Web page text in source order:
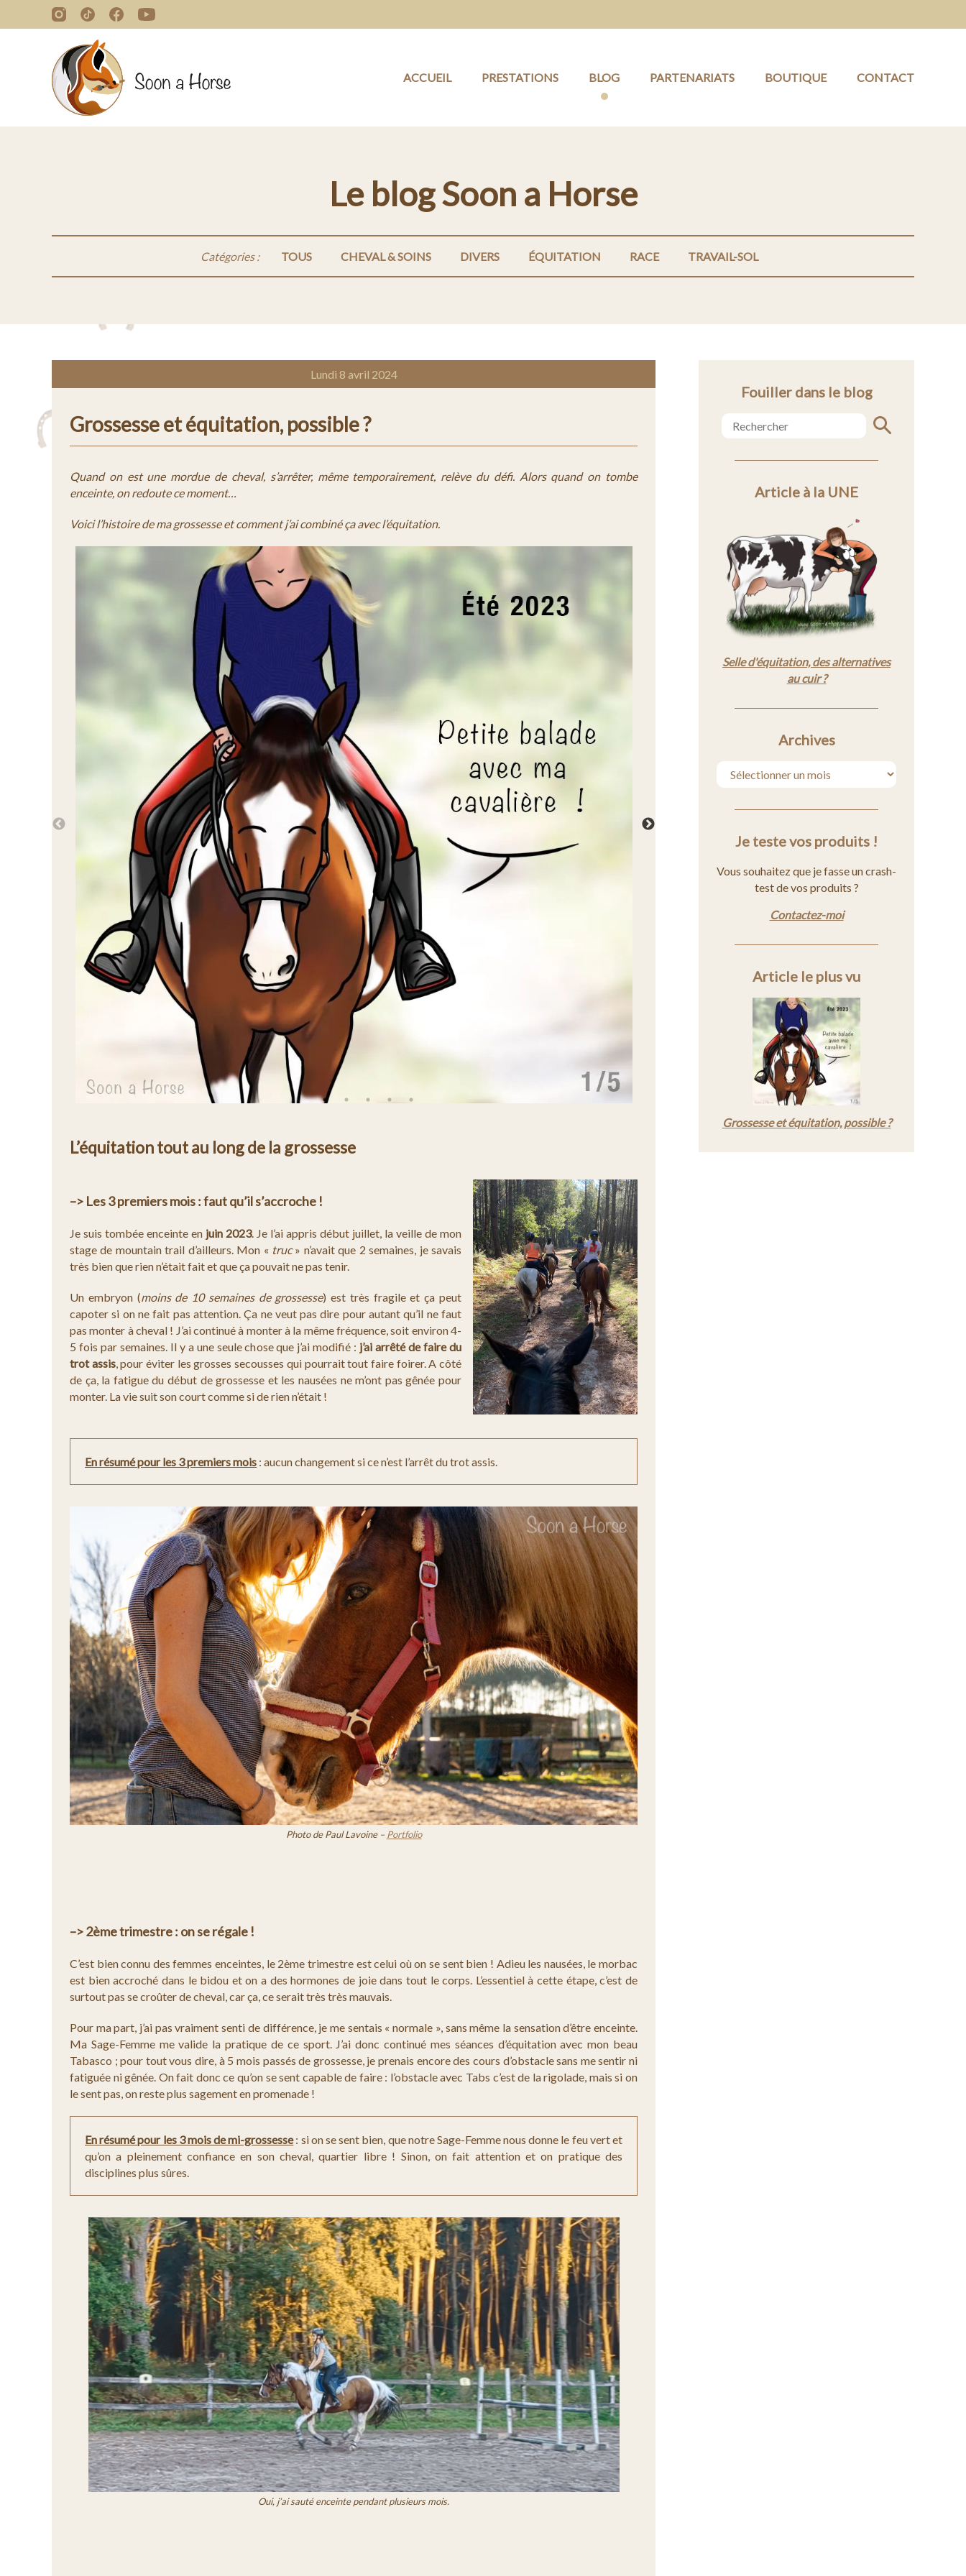
ACCUEIL PRESTATIONS BLOG PARTENARIATS BOUTIQUE CONTACT
Le blog Soon a Horse
Catégories : TOUS CHEVAL & SOINS DIVERS ÉQUITATION RACE TRAVAIL-SOL
Lundi 8 avril 2024
Grossesse et équitation, possible ?
Quand on est une mordue de cheval, s’arrêter, même temporairement, relève du défi. Alors quand on tombe
enceinte, on redoute ce moment…
Voici l’histoire de ma grossesse et comment j’ai combiné ça avec l’équitation.
L’équitation tout au long de la grossesse
–> Les 3 premiers mois : faut qu’il s’accroche !
Je suis tombée enceinte en juin 2023. Je l’ai appris début juillet, la veille de mon
stage de mountain trail d’ailleurs. Mon « truc» n’avait que 2 semaines, je savais
très bien que rien n’était fait et que ça pouvait ne pas tenir.
Un embryon (moins de 10 semaines de grossesse) est très fragile et ça peut
capoter si on ne fait pas attention. Ça ne veut pas dire pour autant qu’il ne faut
pas monter à cheval ! J’ai continué à monter à la même fréquence, soit environ 4-
5 fois par semaines. Il y a une seule chose que j’ai modifié : j’ai arrêté de faire du
trot assis, pour éviter les grosses secousses qui pourrait tout faire foirer. A côté
de ça, la fatigue du début de grossesse et les nausées ne m’ont pas gênée pour
monter. La vie suit son court comme si de rien n’était !
En résumé pour les 3 premiers mois : aucun changement si ce n’est l’arrêt du trot assis.
Photo de Paul Lavoine – Portfolio
–> 2ème trimestre : on se régale !
C’est bien connu des femmes enceintes, le 2ème trimestre est celui où on se sent bien ! Adieu les nausées, le morbac
est bien accroché dans le bidou et on a des hormones de joie dans tout le corps. L’essentiel à cette étape, c’est de
surtout pas se croûter de cheval, car ça, ce serait très très mauvais.
Pour ma part, j’ai pas vraiment senti de différence, je me sentais « normale », sans même la sensation d’être enceinte.
Ma Sage-Femme me valide la pratique de ce sport. J’ai donc continué mes séances d’équitation avec mon beau
Tabasco ; pour tout vous dire, à 5 mois passés de grossesse, je prenais encore des cours d’obstacle sans me sentir ni
fatiguée ni gênée. On fait donc ce qu’on se sent capable de faire : l’obstacle avec Tabs c’est de la rigolade, mais si on
le sent pas, on reste plus sagement en promenade !
En résumé pour les 3 mois de mi-grossesse: si on se sent bien, que notre Sage-Femme nous donne le feu vert et
qu’on a pleinement confiance en son cheval, quartier libre ! Sinon, on fait attention et on pratique des
disciplines plus sûres.
Oui, j’ai sauté enceinte pendant plusieurs mois.
Fouiller dans le blog
Article à la UNE
Selle d'équitation, des alternatives
au cuir ?
Archives
Je teste vos produits !
Vous souhaitez que je fasse un crash-
test de vos produits ?
Contactez-moi
Article le plus vu
Grossesse et équitation, possible ?